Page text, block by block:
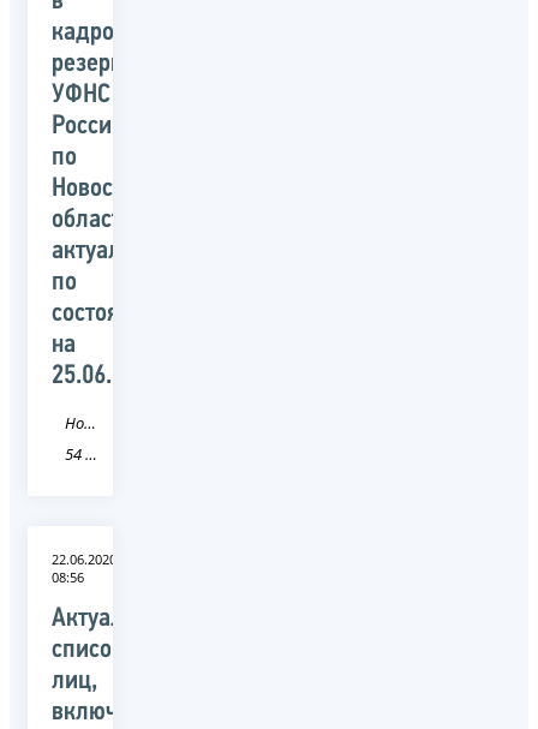
кадровом
резерве
УФНС
России
по
Новосибирской
области,
актуальный
по
состоянию
на
25.06.2020
Новость
54 Новосибирская область
22.06.2020
08:56
Актуальный
список
лиц,
включенных